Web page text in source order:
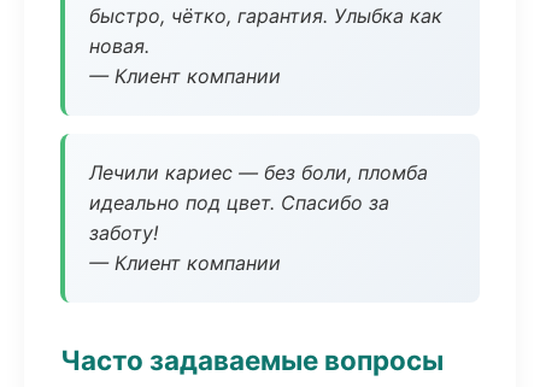
быстро, чётко, гарантия. Улыбка как
новая.
— Клиент компании
Лечили кариес — без боли, пломба
идеально под цвет. Спасибо за
заботу!
— Клиент компании
Часто задаваемые вопросы